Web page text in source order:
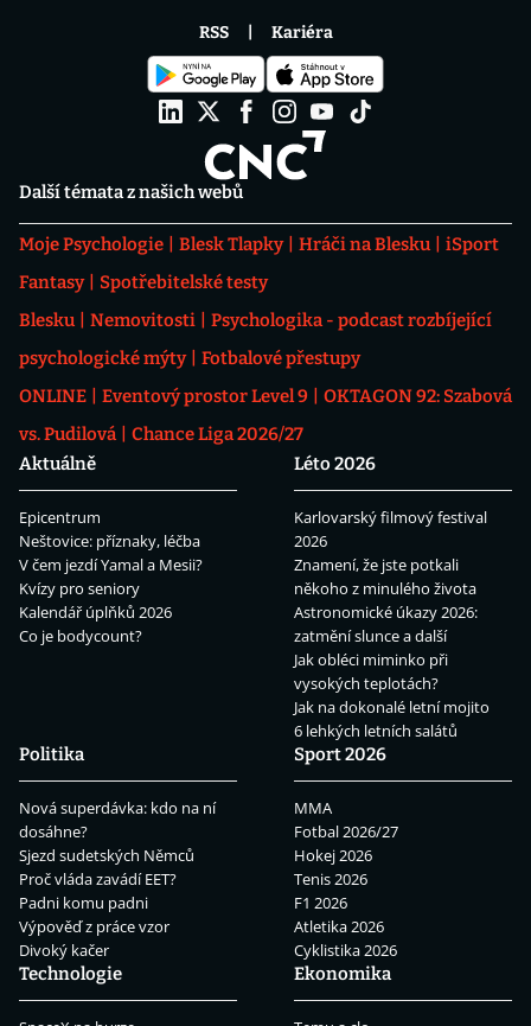
Další témata z našich webů
Moje Psychologie Blesk Tlapky Hráči na Blesku
iSport
Fantasy
Spotřebitelské testy
Blesku
Nemovitosti
Psychologika - podcast rozbíjející
psychologické mýty
Fotbalové přestupy
ONLINE
Eventový prostor Level 9
OKTAGON 92: Szabová
vs. Pudilová
Chance Liga 2026/27
Aktuálně
Epicentrum
Neštovice: příznaky, léčba
V čem jezdí Yamal a Mesii?
Kvízy pro seniory
Kalendář úplňků 2026
Co je bodycount?
Léto 2026
Karlovarský filmový festival
2026
Znamení, že jste potkali
někoho z minulého života
Astronomické úkazy 2026:
zatmění slunce a další
Jak obléci miminko při
vysokých teplotách?
Jak na dokonalé letní mojito
6 lehkých letních salátů
Politika
Nová superdávka: kdo na ní
dosáhne?
Sjezd sudetských Němců
Proč vláda zavádí EET?
Padni komu padni
Výpověď z práce vzor
Divoký kačer
Sport 2026
MMA
Fotbal 2026/27
Hokej 2026
Tenis 2026
F1 2026
Atletika 2026
Cyklistika 2026
Technologie
Ekonomika
RSS Kariéra